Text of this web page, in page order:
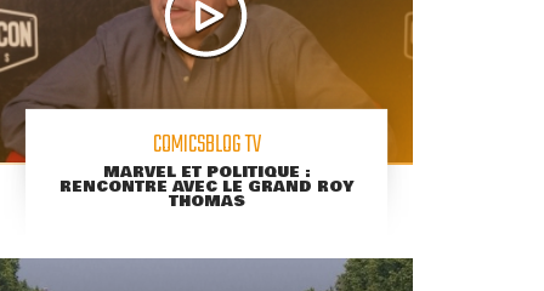
COMICSBLOG TV
MARVEL ET POLITIQUE :
RENCONTRE AVEC LE GRAND ROY
THOMAS